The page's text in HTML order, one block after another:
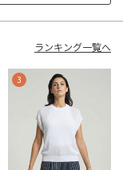
ランキング一覧へ
3